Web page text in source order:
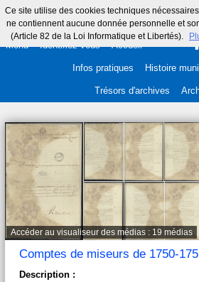
Ce site utilise des cookies techniques
ne contiennent aucune donnée personnelle et
(Article 82 de la Loi Informatique et Libertés).
Menu Identifiez-vous Accueil
Infos pratiques Histoire
Trésors d'archives
Accéder au visualiseur des médias : 19 médias
Comptes de miseurs de 1750-
Description :